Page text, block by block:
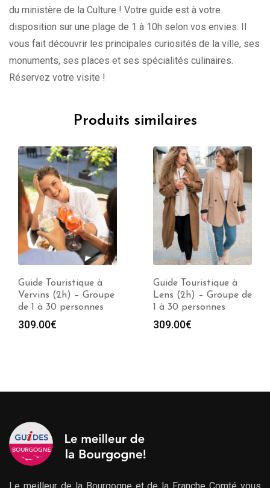
du ministère de la Culture ! Votre guide est à votre
disposition sur une plage de 1 à 10h selon vos envies. Il
vous fait découvrir les principales curiosités de la ville, ses
monuments, ses places et ses spécialités culinaires.
Réservez votre visite !
Produits similaires
Guide Touristique à
Vervins (2h) – Groupe
de 1 à 30 personnes
309.00€
Guide Touristique à
Lens (2h) – Groupe de
1 à 30 personnes
309.00€